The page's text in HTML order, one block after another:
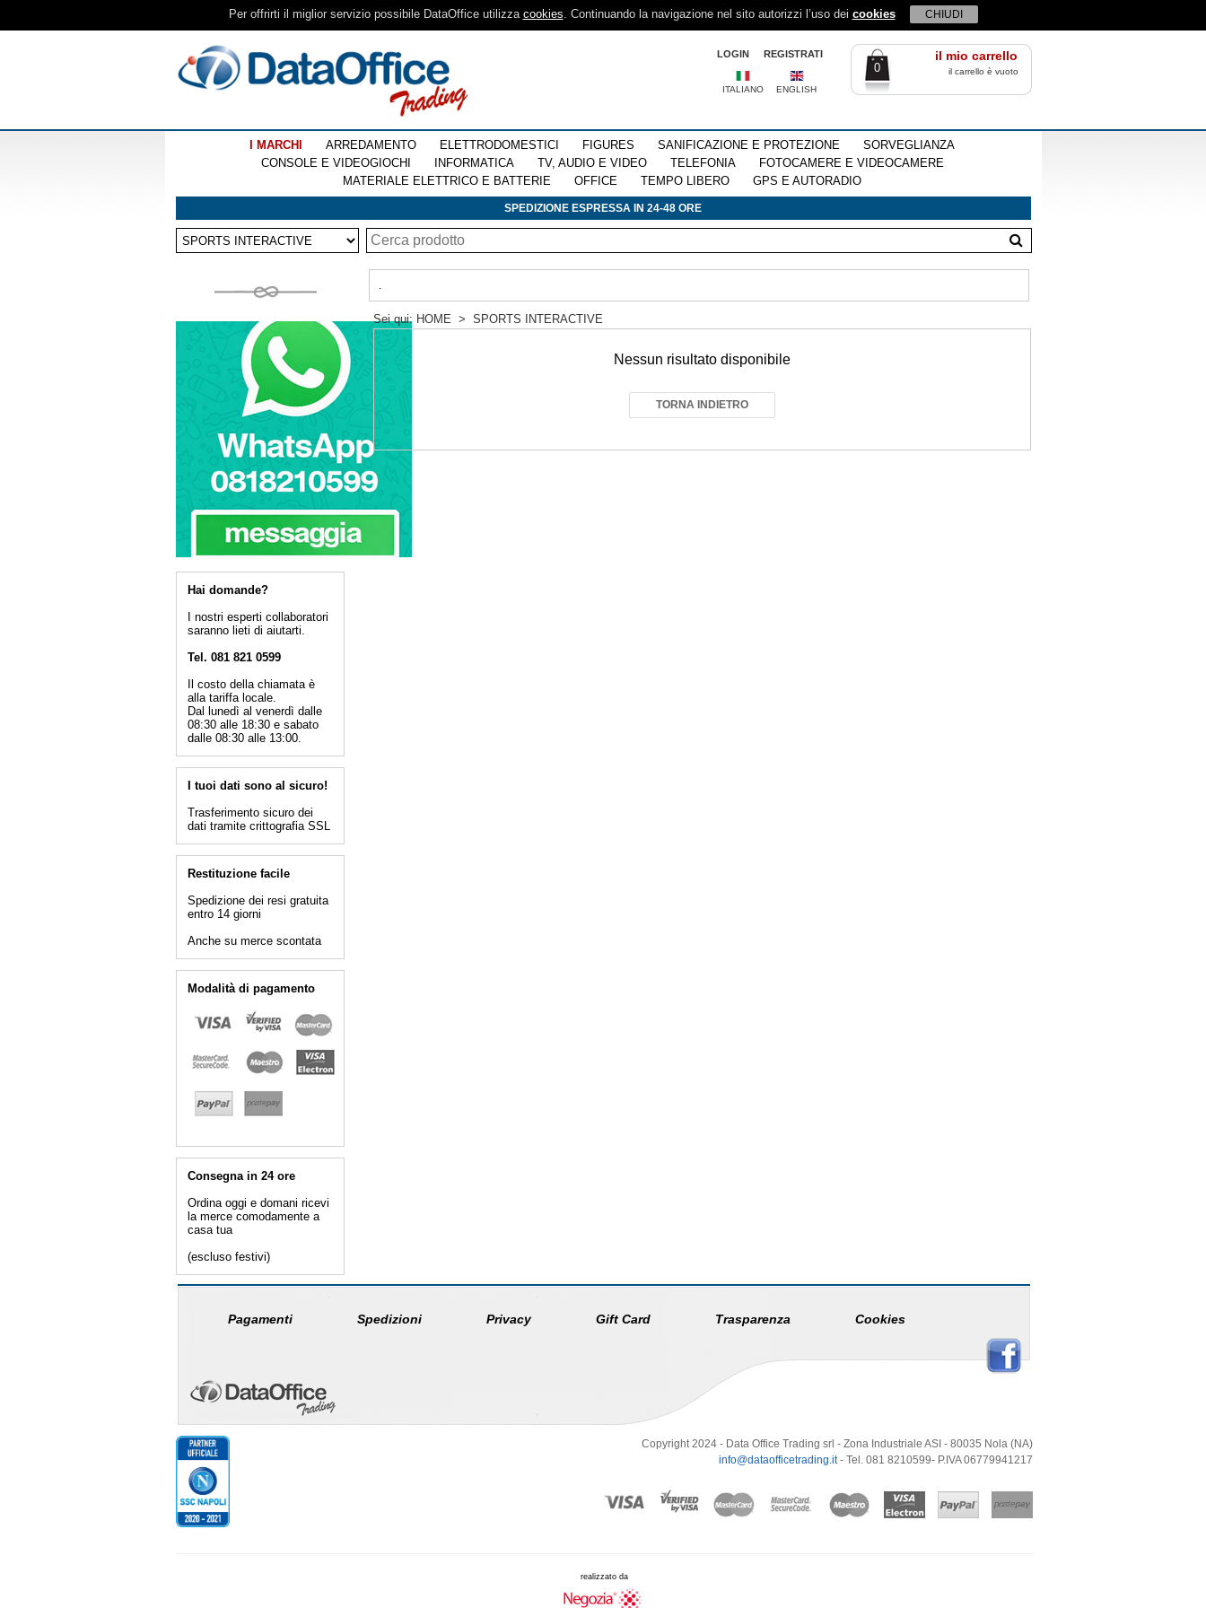
Per offrirti il miglior servizio possibile DataOffice utilizza cookies. Continuando la navigazione nel sito autorizzi l’uso dei cookies CHIUDI
il mio carrello
0 il carrello è vuoto
REGISTRATI
LOGIN
ITALIANO ENGLISH
I MARCHI ARREDAMENTO ELETTRODOMESTICI FIGURES SANIFICAZIONE E PROTEZIONE
SORVEGLIANZA
CONSOLE E VIDEOGIOCHI
INFORMATICA TV, AUDIO E VIDEO TELEFONIA
FOTOCAMERE E VIDEOCAMERE
MATERIALE ELETTRICO E BATTERIE
OFFICE TEMPO LIBERO GPS E AUTORADIO
SPEDIZIONE ESPRESSA IN 24-48 ORE
Hai domande?
I nostri esperti collaboratori
saranno lieti di aiutarti.
Tel. 081 821 0599
Il costo della chiamata è
alla tariffa locale.
Dal lunedì al venerdì dalle
08:30 alle 18:30 e sabato
dalle 08:30 alle 13:00.
I tuoi dati sono al sicuro!
Trasferimento sicuro dei
dati tramite crittografia SSL
Restituzione facile
Spedizione dei resi gratuita
entro 14 giorni
Anche su merce scontata
Modalità di pagamento
Consegna in 24 ore
Ordina oggi e domani ricevi
la merce comodamente a
casa tua
(escluso festivi)
.
Sei qui: HOME > SPORTS INTERACTIVE
Nessun risultato disponibile
TORNA INDIETRO
Pagamenti Spedizioni Privacy Gift Card Trasparenza Cookies
Copyright 2024 - Data Office Trading srl - Zona Industriale ASI - 80035 Nola (NA)
info@dataofficetrading.it- Tel. 081 8210599- P.IVA 06779941217
realizzato da